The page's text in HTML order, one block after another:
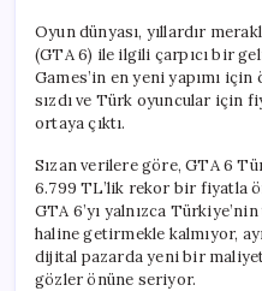
Oyun dünyası, yıllardır
(GTA 6) ile ilgili çarpıcı bir
Games’in en yeni yapımı
sızdı ve Türk oyuncular için
ortaya çıktı.
Sızan verilere göre, GTA 6
6.799 TL’lik rekor bir fiyatla
GTA 6’yı yalnızca
haline getirmekle kalmıyor,
dijital pazarda yeni bir maliyet
gözler önüne seriyor.